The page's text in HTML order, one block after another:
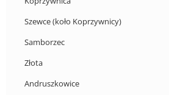
Szewce (koło Koprzywnicy)
Samborzec
Złota
Andruszkowice